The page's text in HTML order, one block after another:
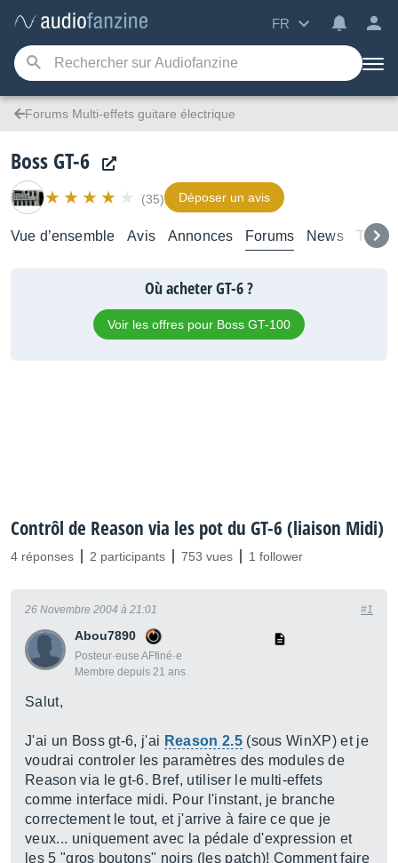
FR
Forums Multi-effets guitare électrique
Boss GT-6
(35) Déposer un avis
Vue d’ensemble Avis Annonces Forums News
Où acheter GT-6 ?
Voir les offres pour Boss GT-100
Contrôl de Reason via les pot du GT-6 (liaison Midi)
4 réponses 2 participants 753 vues 1 follower
Abou7890
Posteur·euse AFfiné·e
Membre depuis 21 ans
26 Novembre 2004 à 21:01 #1
Salut,
J'ai un Boss gt-6, j'ai Reason 2.5(sous WinXP) et je
voudrai controler les paramètres des modules de
Reason via le gt-6. Bref, utiliser le multi-effets
comme interface midi. Pour l'instant, je branche
correctement le tout, et j'arrive à faire ce que je
veux... uniquement avec la pédale d'expression et
les 5 "gros boutons" noirs (les patch)! Comment faire